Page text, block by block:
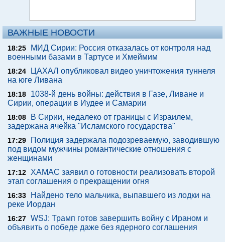
ВАЖНЫЕ НОВОСТИ
18:25
МИД Сирии: Россия отказалась от контроля над
военными базами в Тартусе и Хмеймим
18:24
ЦАХАЛ опубликовал видео уничтожения туннеля
на юге Ливана
18:18
1038-й день войны: действия в Газе, Ливане и
Сирии, операции в Иудее и Самарии
18:08
В Сирии, недалеко от границы с Израилем,
задержана ячейка "Исламского государства"
17:29
Полиция задержала подозреваемую, заводившую
под видом мужчины романтические отношения с
женщинами
17:12
ХАМАС заявил о готовности реализовать второй
этап соглашения о прекращении огня
16:33
Найдено тело мальчика, выпавшего из лодки на
реке Иордан
16:27 WSJ: Трамп готов завершить войну с Ираном и
объявить о победе даже без ядерного соглашения